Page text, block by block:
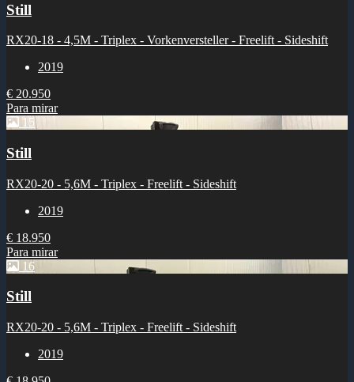
Still
RX20-18 - 4,5M - Triplex - Vorkenversteller - Freelift - Sideshift
2019
€ 20.950
Para mirar
15
Still
RX20-20 - 5,6M - Triplex - Freelift - Sideshift
2019
€ 18.950
Para mirar
16
Still
RX20-20 - 5,6M - Triplex - Freelift - Sideshift
2019